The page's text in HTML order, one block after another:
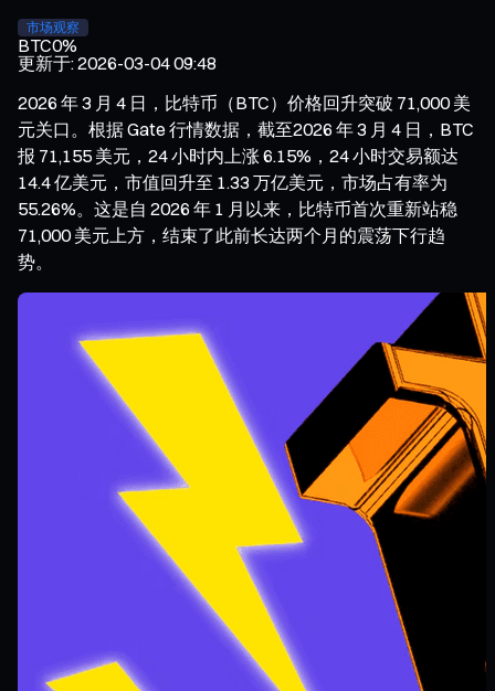
市场观察
BTC0%
更新于:2026-03-04 09:48
2026 年 3 月 4 日，比特币（BTC）价格回升突破 71,000 美
元关口。根据 Gate 行情数据，截至2026 年 3 月 4 日，BTC
报 71,155 美元，24 小时内上涨 6.15%，24 小时交易额达
14.4 亿美元，市值回升至 1.33 万亿美元，市场占有率为
55.26%。这是自 2026 年 1 月以来，比特币首次重新站稳
71,000 美元上方，结束了此前长达两个月的震荡下行趋
势。